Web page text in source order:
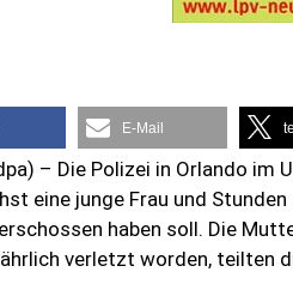
E-Mail
– Die Polizei in Orlando im
eine junge Frau und
haben soll. Die
verletzt worden, teilten